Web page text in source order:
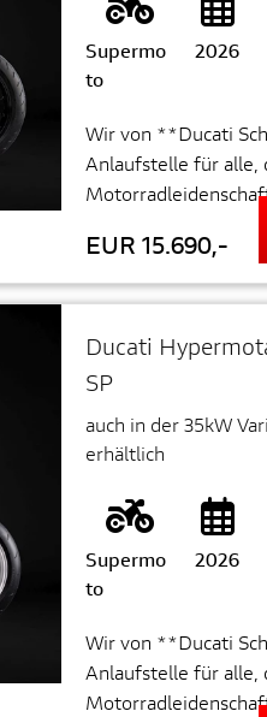
Supermo
to
2026
Wir von **Ducati
Anlaufstelle für alle,
EUR 15.690,-
Ducati
SP
auch in der 35kW
erhältlich
Supermo
to
2026
Wir von **Ducati
Anlaufstelle für alle,